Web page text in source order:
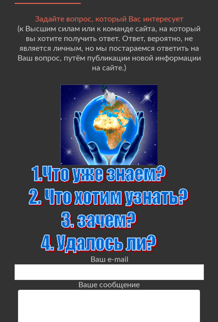
Задайте вопрос, который Вас интересует
(к Высшим силам или к команде сайта, на который
вы хотите получить ответ. Ответ, вероятно, не
является личным, но мы постараемся ответить на
Ваш вопрос, путём публикации новой информации
на сайте.)
Ваш e-mail
Ваше сообщение